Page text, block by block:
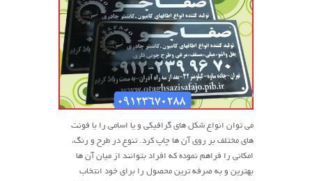
می توان انواع شکل های گرافیکی و یا اسامی را با فونت
های مختلف بر روی آن ها چاپ کرد. تنوع در طرح و رنگ،
امکانی را فراهم نموده که افراد بتوانند از میان آن ها
بهترین و به صرفه ترین محصول را برای خود انتخاب